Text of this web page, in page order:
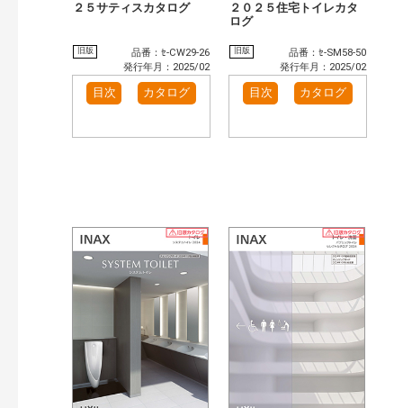
２５サティスカタログ
旧版
品番：ｾ-CW29-26
発行年月：2025/02
目次 カタログ
２０２５住宅トイレカタ
ログ
旧版
品番：ｾ-SM58-50
発行年月：2025/02
目次 カタログ